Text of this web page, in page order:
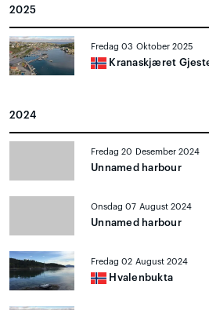
2025
Fredag 03 Oktober 2025
Kranaskjæret
2024
Fredag 20 Desember 2024
Unnamed harbour
Onsdag 07 August 2024
Unnamed harbour
Fredag 02 August 2024
Hvalenbukta